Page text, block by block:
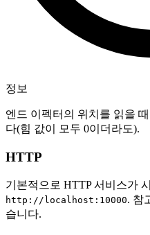
정보
엔드 이펙터의 위치를 읽을
다(힘 값이 모두 0이더라도).
HTTP
기본적으로 HTTP 서비스가
http://localhost:10000. 참
습니다.